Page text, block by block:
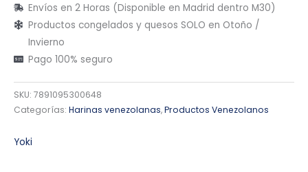
Envíos en 2 Horas (Disponible en Madrid dentro M30)
Productos congelados y quesos SOLO en Otoño /
Invierno
Pago 100% seguro
SKU: 7891095300648
Categorías: Harinas venezolanas,Productos Venezolanos
Yoki